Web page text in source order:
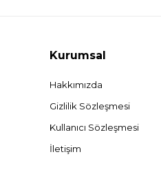
Kurumsal
Hakkımızda
Gizlilik Sözleşmesi
Kullanıcı Sözleşmesi
İletişim